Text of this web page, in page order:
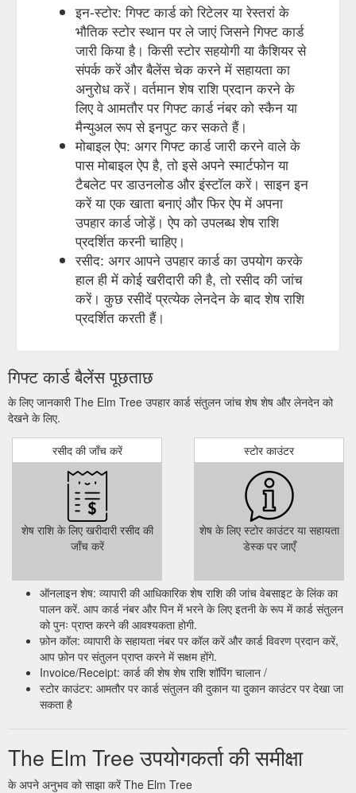
इन-स्टोर: गिफ्ट कार्ड को रिटेलर या रेस्तरां के
भौतिक स्टोर स्थान पर ले जाएं जिसने गिफ्ट कार्ड
जारी किया है। किसी स्टोर सहयोगी या कैशियर से
संपर्क करें और बैलेंस चेक करने में सहायता का
अनुरोध करें। वर्तमान शेष राशि प्रदान करने के
लिए वे आमतौर पर गिफ्ट कार्ड नंबर को स्कैन या
मैन्युअल रूप से इनपुट कर सकते हैं।
मोबाइल ऐप: अगर गिफ्ट कार्ड जारी करने वाले के
पास मोबाइल ऐप है, तो इसे अपने स्मार्टफोन या
टैबलेट पर डाउनलोड और इंस्टॉल करें। साइन इन
करें या एक खाता बनाएं और फिर ऐप में अपना
उपहार कार्ड जोड़ें। ऐप को उपलब्ध शेष राशि
प्रदर्शित करनी चाहिए।
रसीद: अगर आपने उपहार कार्ड का उपयोग करके
हाल ही में कोई खरीदारी की है, तो रसीद की जांच
करें। कुछ रसीदें प्रत्येक लेनदेन के बाद शेष राशि
प्रदर्शित करती हैं।
गिफ्ट कार्ड बैलेंस पूछताछ
के लिए जानकारी The Elm Tree उपहार कार्ड संतुलन जांच शेष शेष और लेनदेन को
देखने के लिए.
रसीद की जाँच करें
शेष राशि के लिए खरीदारी रसीद की
जाँच करें
स्टोर काउंटर
शेष के लिए स्टोर काउंटर या सहायता
डेस्क पर जाएँ
ऑनलाइन शेष: व्यापारी की आधिकारिक शेष राशि की जांच वेबसाइट के लिंक का
पालन करें. आप कार्ड नंबर और पिन में भरने के लिए इतनी के रूप में कार्ड संतुलन
को पुनः प्राप्त करने की आवश्यकता होगी.
फ़ोन कॉल: व्यापारी के सहायता नंबर पर कॉल करें और कार्ड विवरण प्रदान करें,
आप फ़ोन पर संतुलन प्राप्त करने में सक्षम होंगे.
Invoice/Receipt: कार्ड की शेष शेष राशि शॉपिंग चालान /
स्टोर काउंटर: आमतौर पर कार्ड संतुलन की दुकान या दुकान काउंटर पर देखा जा
सकता है
The Elm Tree उपयोगकर्ता की समीक्षा
के अपने अनुभव को साझा करें The Elm Tree